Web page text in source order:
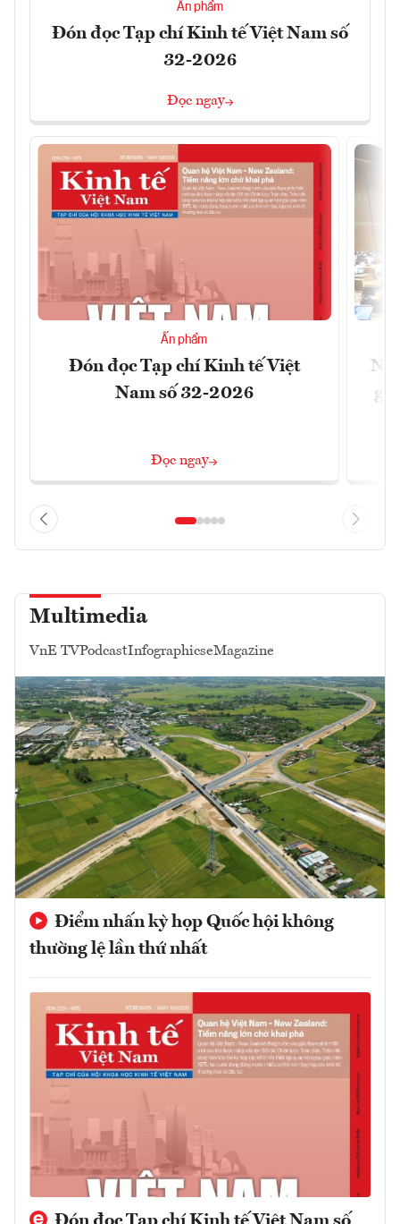
Ấn phẩm
Đón đọc Tạp chí Kinh tế Việt Nam số
32-2026
Đọc ngay
Ấn phẩm
Đón đọc Tạp chí Kinh tế Việt
Nam số 32-2026
Đọc ngay
Multimedia
VnE TVPodcastInfographicseMagazine
Điểm nhấn kỳ họp Quốc hội không
thường lệ lần thứ nhất